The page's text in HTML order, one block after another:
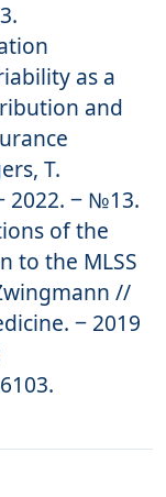
as a
and
T.
2022. ‒ №13.
of the
to the MLSS
//
‒ 2019